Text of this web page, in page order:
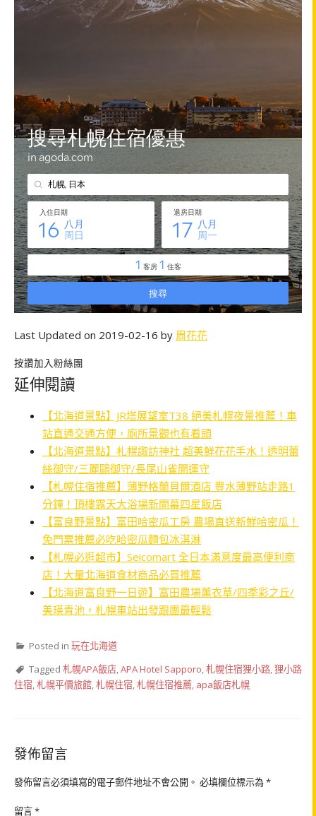
Last Updated on 2019-02-16 by 周花花
按讚加入粉絲團
延伸閱讀
【北海道景點】JR塔展望室T38 絕美札幌夜景推薦！車
站直通交通方便，廁所景觀也有看頭
【北海道景點】札幌諏訪神社 超美鮮花花手水！透明蕾
絲御守/三麗鷗御守/長尾山雀開運守
【札幌住宿推薦】薄野格蘭貝爾酒店 豐水薄野站走路1
分鐘！頂樓露天大浴場新開幕四星飯店
【富良野景點】富田哈密瓜工房 農場直送新鮮哈密瓜！
免門票推薦必吃哈密瓜麵包冰淇淋
【札幌必逛超市】Seicomart 全日本滿意度最高便利商
店！大量北海道食材商品必買推薦
【北海道富良野一日遊】富田農場薰衣草/四季彩之丘/
美瑛青池，札幌車站出發跟團最輕鬆
Posted in 玩在北海道
Tagged 札幌APA飯店,APA Hotel Sapporo,札幌住宿狸小路,狸小路
住宿,札幌平價旅館,札幌住宿,札幌住宿推薦, apa飯店札幌
發佈留言
發佈留言必須填寫的電子郵件地址不會公開。 必填欄位標示為*
留言*